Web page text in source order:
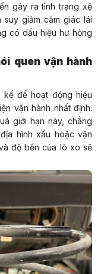
gây ra tình trạng xệ
giảm cảm giác lái
có dấu hiệu hư hỏng
quen vận hành
để hoạt động hiệu
vận hành nhất định.
giới hạn này, chẳng
hình xấu hoặc vận
độ bền của lò xo sẽ